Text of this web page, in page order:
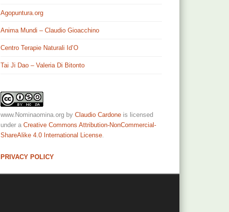
Agopuntura.org
Anima Mundi – Claudio Gioacchino
Centro Terapie Naturali Id’O
Tai Ji Dao – Valeria Di Bitonto
www.Nominaomina.org byClaudio Cardone is licensed
under aCreative Commons Attribution-NonCommercial-
ShareAlike 4.0 International License
PRIVACY POLICY